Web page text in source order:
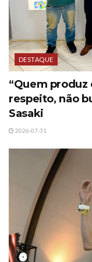
DESTAQUE
“Quem
respeito, não
Sasaki
2026-07-31